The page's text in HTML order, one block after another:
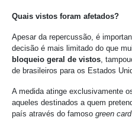
Quais vistos foram afetados?
Apesar da repercussão, é
decisão é mais limitado do que
bloqueio geral de vistos,
de brasileiros para os Estados
A medida atinge exclusivamente
aqueles destinados a quem
país através do famoso green card